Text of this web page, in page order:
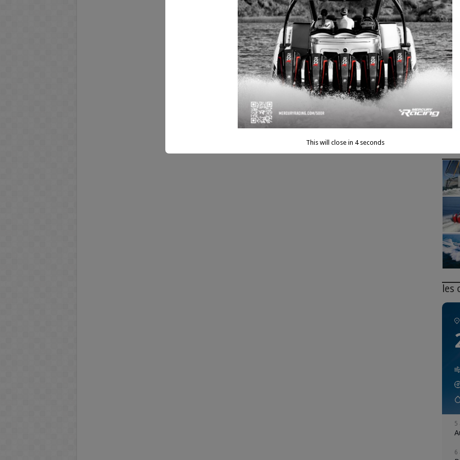
5
6
This will close in 3seconds